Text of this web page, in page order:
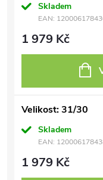
Skladem
EAN:
1 979 Kč
Velikost: 31/30
Skladem
EAN:
1 979 Kč